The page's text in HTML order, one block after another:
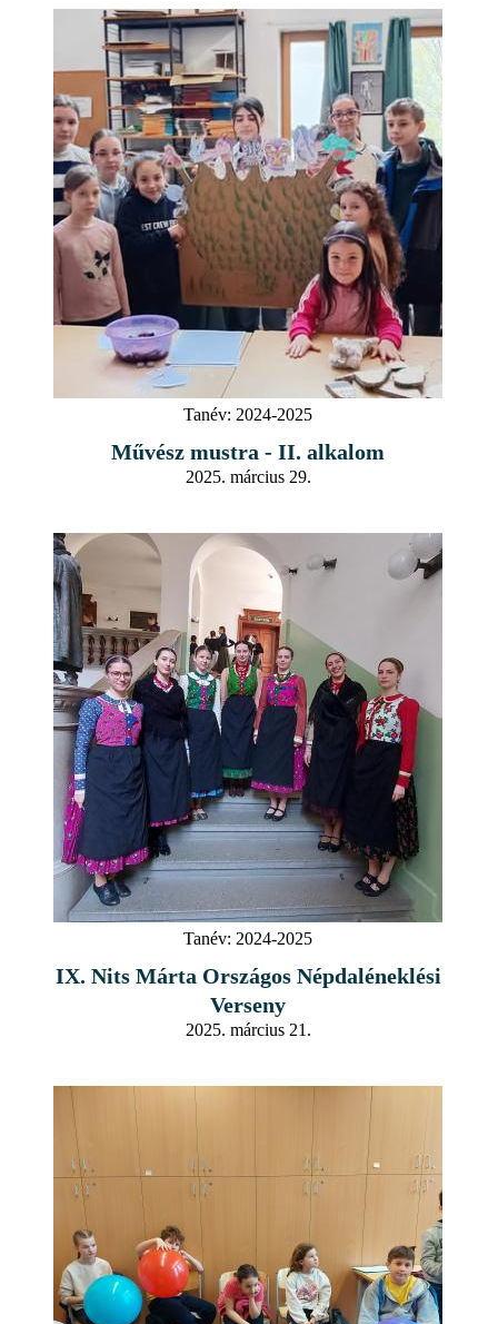
Tanév: 2024-2025
Művész mustra - II. alkalom
2025. március 29.
Tanév: 2024-2025
IX. Nits Márta Országos Népdaléneklési
Verseny
2025. március 21.